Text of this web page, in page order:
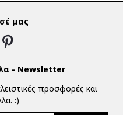
μας
- Newsletter
προσφορές και
:)